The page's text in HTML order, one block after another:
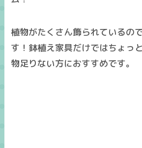
植物がたくさん飾られているの
す！ 鉢植え家具だけではちょっ
物足りない方におすすめです。